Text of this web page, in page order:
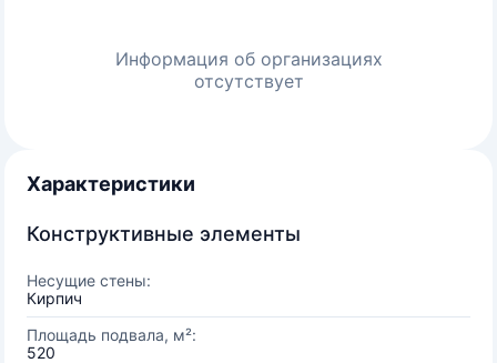
Информация об организациях
отсутствует
Характеристики
Конструктивные элементы
Несущие стены:
Кирпич
Площадь подвала, м²:
520